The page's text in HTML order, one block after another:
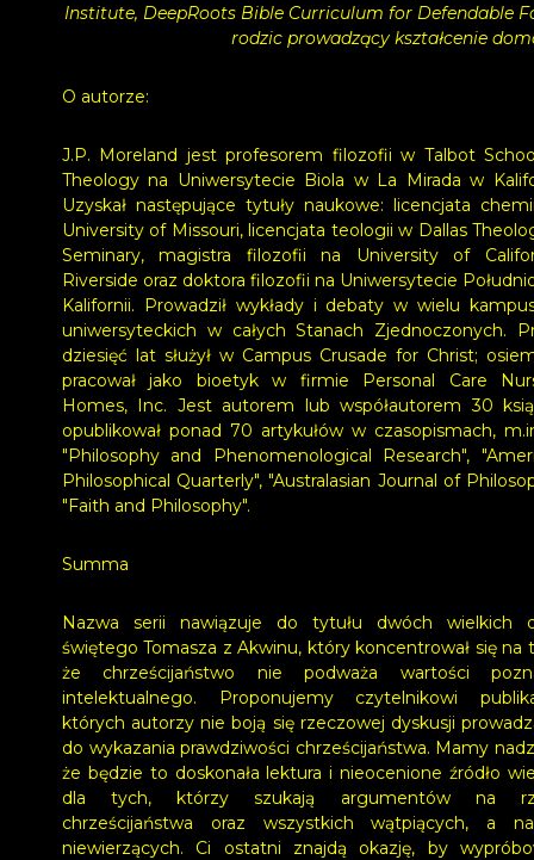
Institute, DeepRoots Bible Curriculum for Defendable
rodzic prowadzący kształcenie
O autorze:
J.P. Moreland jest profesorem filozofii w Talbot
Theology na Uniwersytecie Biola w La Mirada w
Uzyskał następujące tytuły naukowe: licencjata
University of Missouri, licencjata teologii w Dallas
Seminary, magistra filozofii na University of
Riverside oraz doktora filozofii na Uniwersytecie
Kalifornii. Prowadził wykłady i debaty w wielu
uniwersyteckich w całych Stanach Zjednoczonych.
dziesięć lat służył w Campus Crusade for Christ;
pracował jako bioetyk w firmie Personal Care
Homes, Inc. Jest autorem lub współautorem 30
opublikował ponad 70 artykułów w czasopismach,
"Philosophy and Phenomenological Research",
Philosophical Quarterly", "Australasian Journal of
"Faith and Philosophy".
Summa
Nazwa serii nawiązuje do tytułu dwóch wielkich
świętego Tomasza z Akwinu, który koncentrował się na
że chrześcijaństwo nie podważa wartości
intelektualnego. Proponujemy czytelnikowi
których autorzy nie boją się rzeczowej dyskusji
do wykazania prawdziwości chrześcijaństwa. Mamy
że będzie to doskonała lektura i nieocenione źródło
dla tych, którzy szukają argumentów na
chrześcijaństwa oraz wszystkich wątpiących, a
niewierzących. Ci ostatni znajdą okazję, by